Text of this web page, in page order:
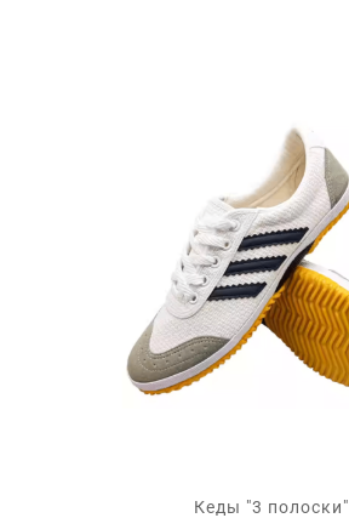
Кеды "3 полоски"